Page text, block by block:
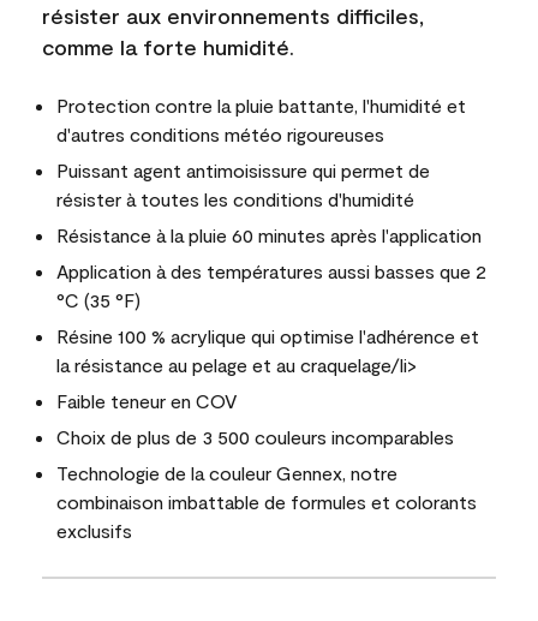
résister aux environnements difficiles,
comme la forte humidité.
Protection contre la pluie battante, l'humidité et
d'autres conditions météo rigoureuses
Puissant agent antimoisissure qui permet de
résister à toutes les conditions d'humidité
Résistance à la pluie 60 minutes après l'application
Application à des températures aussi basses que 2
°C (35 °F)
Résine 100 % acrylique qui optimise l'adhérence et
la résistance au pelage et au craquelage/li>
Faible teneur en COV
Choix de plus de 3 500 couleurs incomparables
Technologie de la couleur Gennex, notre
combinaison imbattable de formules et colorants
exclusifs